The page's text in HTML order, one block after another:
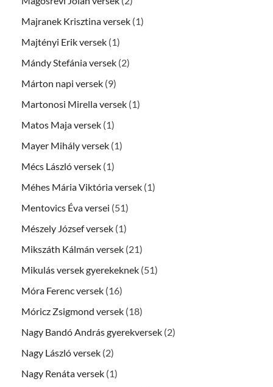
Majranek Krisztina versek (1)
Majtényi Erik versek (1)
Mándy Stefánia versek (2)
Márton napi versek (9)
Martonosi Mirella versek (1)
Matos Maja versek (1)
Mayer Mihály versek (1)
Mécs László versek (1)
Méhes Mária Viktória versek (1)
Mentovics Éva versei (51)
Mészely József versek (1)
Mikszáth Kálmán versek (21)
Mikulás versek gyerekeknek (51)
Móra Ferenc versek (16)
Móricz Zsigmond versek (18)
Nagy Bandó András gyerekversek (2)
Nagy László versek (2)
Nagy Renáta versek (1)